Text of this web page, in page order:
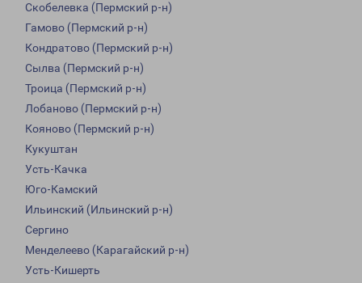
Скобелевка (Пермский р-н)
Гамово (Пермский р-н)
Кондратово (Пермский р-н)
Сылва (Пермский р-н)
Троица (Пермский р-н)
Лобаново (Пермский р-н)
Кояново (Пермский р-н)
Кукуштан
Усть-Качка
Юго-Камский
Ильинский (Ильинский р-н)
Сергино
Менделеево (Карагайский р-н)
Усть-Кишерть